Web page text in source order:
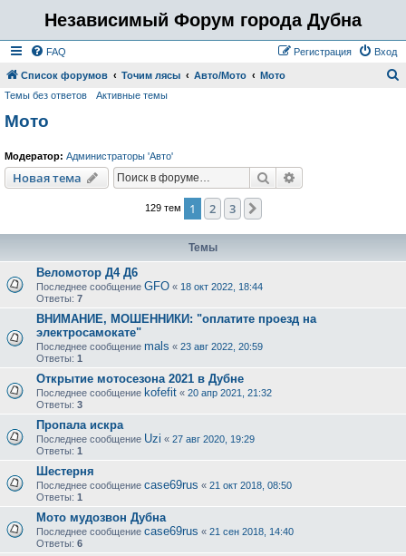
Независимый Форум города Дубна
FAQ Вход
Регистрация
Список форумов Точим лясы Авто/Мото Мото
Темы без ответов Активные темы
Мото
Модератор: Администраторы 'Авто'
Новая тема Поиск
129 тем 1 2 3
Темы
Веломотор Д4 Д6
Последнее сообщение GFO « 18 окт 2022, 18:44
Ответы: 7
ВНИМАНИЕ, МОШЕННИКИ: "оплатите проезд на
электросамокате"
Последнее сообщение mals « 23 авг 2022, 20:59
Ответы: 1
Открытие мотосезона 2021 в Дубне
Последнее сообщение kofefit « 20 апр 2021, 21:32
Ответы: 3
Пропала искра
Последнее сообщение Uzi « 27 авг 2020, 19:29
Ответы: 1
Шестерня
Последнее сообщение case69rus « 21 окт 2018, 08:50
Ответы: 1
Мото мудозвон Дубна
Последнее сообщение case69rus « 21 сен 2018, 14:40
Ответы: 6